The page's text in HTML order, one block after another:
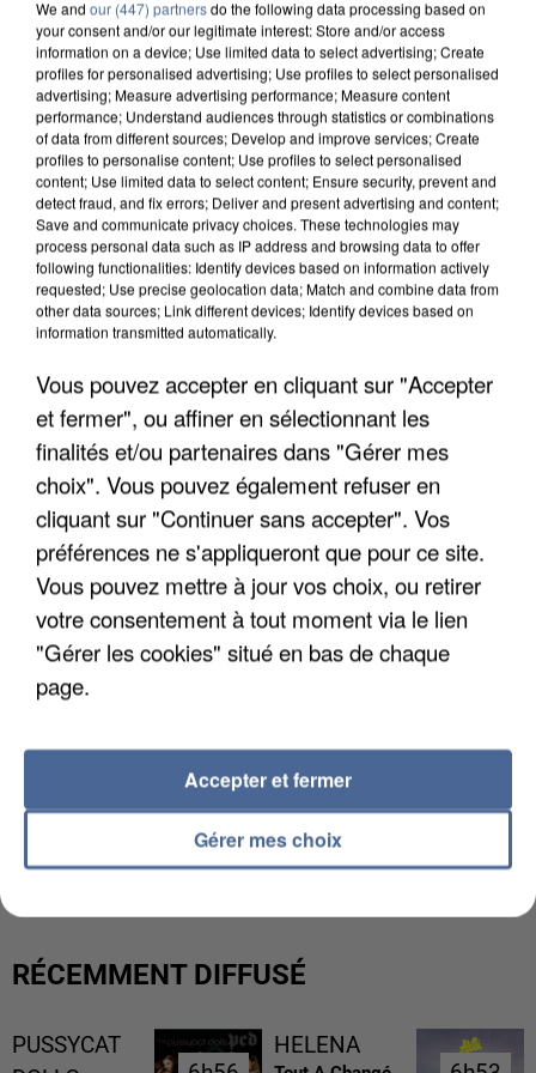
MAFIA INTERPELLÉ EN ALGÉRIE
UN SECOND CADRE DE LA DZ MAFIA
INTERPELLÉ EN ALGÉRIE
RÉCEMMENT DIFFUSÉ
PUSSYCAT
HELENA
We and our (447) partnersdo the following data processing based on
your consent and/or our legitimate interest: Store and/or access
information on a device; Use limited data to select advertising; Create
profiles for personalised advertising; Use profiles to select personalised
advertising; Measure advertising performance; Measure content
performance; Understand audiences through statistics or combinations
of data from different sources; Develop and improve services; Create
profiles to personalise content; Use profiles to select personalised
content; Use limited data to select content; Ensure security, prevent and
detect fraud, and fix errors; Deliver and present advertising and content;
Save and communicate privacy choices. These technologies may
process personal data such as IP address and browsing data to offer
following functionalities: Identify devices based on information actively
requested; Use precise geolocation data; Match and combine data from
other data sources; Link different devices; Identify devices based on
information transmitted automatically.
Vous pouvez accepter en cliquant sur "Accepter
et fermer", ou affiner en sélectionnant les
finalités et/ou partenaires dans "Gérer mes
choix". Vous pouvez également refuser en
cliquant sur "Continuer sans accepter". Vos
préférences ne s'appliqueront que pour ce site.
Vous pouvez mettre à jour vos choix, ou retirer
votre consentement à tout moment via le lien
"Gérer les cookies" situé en bas de chaque
page.
Gérer mes choix
Accepter et fermer